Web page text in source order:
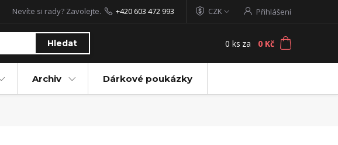
CZK Přihlášení
Hledat
Nevíte si rady? Zavolejte. +420 603 472 993
0 ks za 0 Kč
Archiv Dárkové poukázky